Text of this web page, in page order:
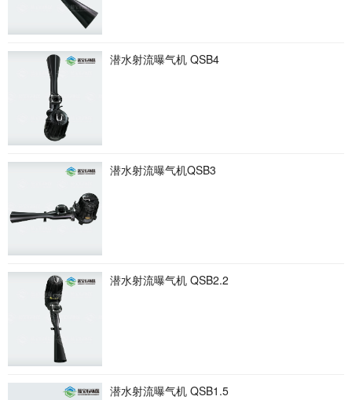
潜水射流曝气机 QSB4
潜水射流曝气机QSB3
潜水射流曝气机 QSB2.2
潜水射流曝气机 QSB1.5